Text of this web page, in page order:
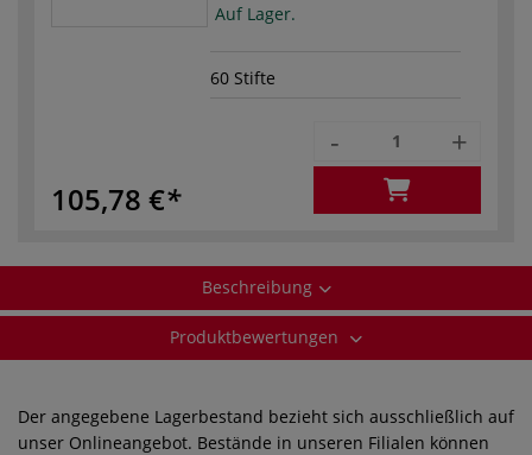
Auf Lager.
60 Stifte
105,78 €
- +
Beschreibung
Produktbewertungen
Der angegebene Lagerbestand bezieht sich ausschließlich auf
unser Onlineangebot. Bestände in unseren Filialen können